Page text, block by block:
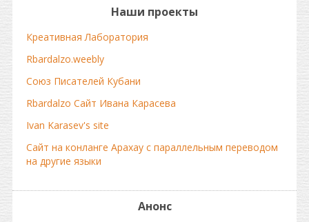
Наши проекты
Креативная Лаборатория
Rbardalzo.weebly
Союз Писателей Кубани
Rbardalzo Сайт Ивана Карасева
Ivan Karasev's site
Сайт на конланге Арахау с параллельным переводом
на другие языки
Анонс